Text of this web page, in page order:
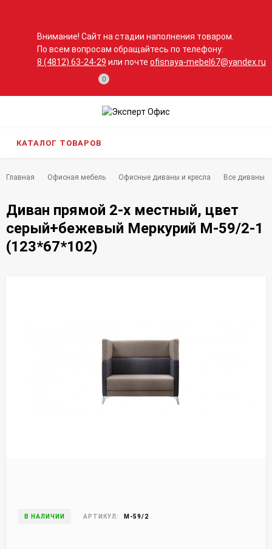
Внимание! Сайт на стадии наполнения товаром.
По всем вопросам обращайтесь по телефону:
8 (4812) 63-24-29 или почте ofisnaya-mebel67@yandex.ru
0
КАТАЛОГ ТОВАРОВ
Главная Офисная мебель Офисные диваны и кресла Все диваны и
Диван прямой 2-х местный, цвет
серый+бежевый Меркурий М-59/2-1
(123*67*102)
В НАЛИЧИИ АРТИКУЛ: М-59/2